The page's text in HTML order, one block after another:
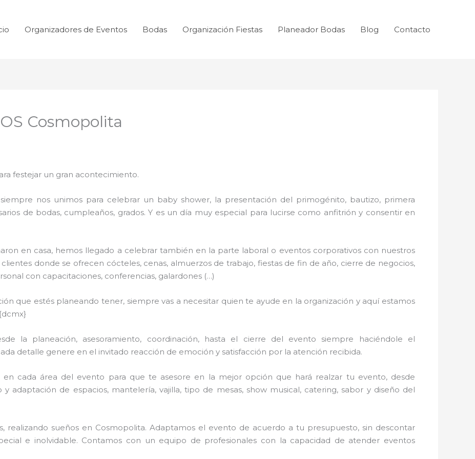
Organizadores de Eventos Bodas Organización Fiestas Planeador Bodas Blog Contacto
Cosmopolita
festejar un gran acontecimiento.
nos unimos para celebrar un baby shower, la presentación del primogénito, bautizo, primera
de bodas, cumpleaños, grados. Y es un día muy especial para lucirse como anfitrión y consentir en
en casa, hemos llegado a celebrar también en la parte laboral o eventos corporativos con nuestros
donde se ofrecen cócteles, cenas, almuerzos de trabajo, fiestas de fin de año, cierre de negocios,
con capacitaciones, conferencias, galardones (…)
que estés planeando tener, siempre vas a necesitar quien te ayude en la organización y aquí estamos
la planeación, asesoramiento, coordinación, hasta el cierre del evento siempre haciéndole el
detalle genere en el invitado reacción de emoción y satisfacción por la atención recibida.
en cada área del evento para que te asesore en la mejor opción que hará realzar tu evento, desde
y adaptación de espacios, mantelería, vajilla, tipo de mesas, show musical, catering, sabor y diseño del
realizando sueños en Cosmopolita. Adaptamos el evento de acuerdo a tu presupuesto, sin descontar
e inolvidable. Contamos con un equipo de profesionales con la capacidad de atender eventos